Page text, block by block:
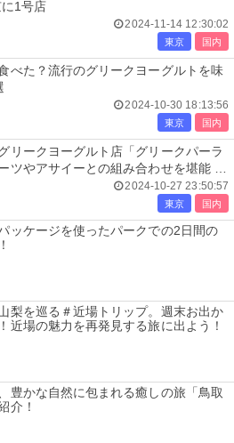
1号店
2024-11-14 12:30:02
東京 国内
べた？流行のグリークヨーグルトを味
2024-10-30 18:13:56
東京 国内
リークヨーグルト店「グリークパーラ
ツやアサイーとの組み合わせを堪能 小
2024-10-27 23:50:57
東京 国内
ッケージを使ったパークでの2日間の
梨を巡る＃近場トリップ。週末お出か
近場の魅力を再発見する旅に出よう！
豊かな自然に包まれる癒しの旅「鳥取
介！